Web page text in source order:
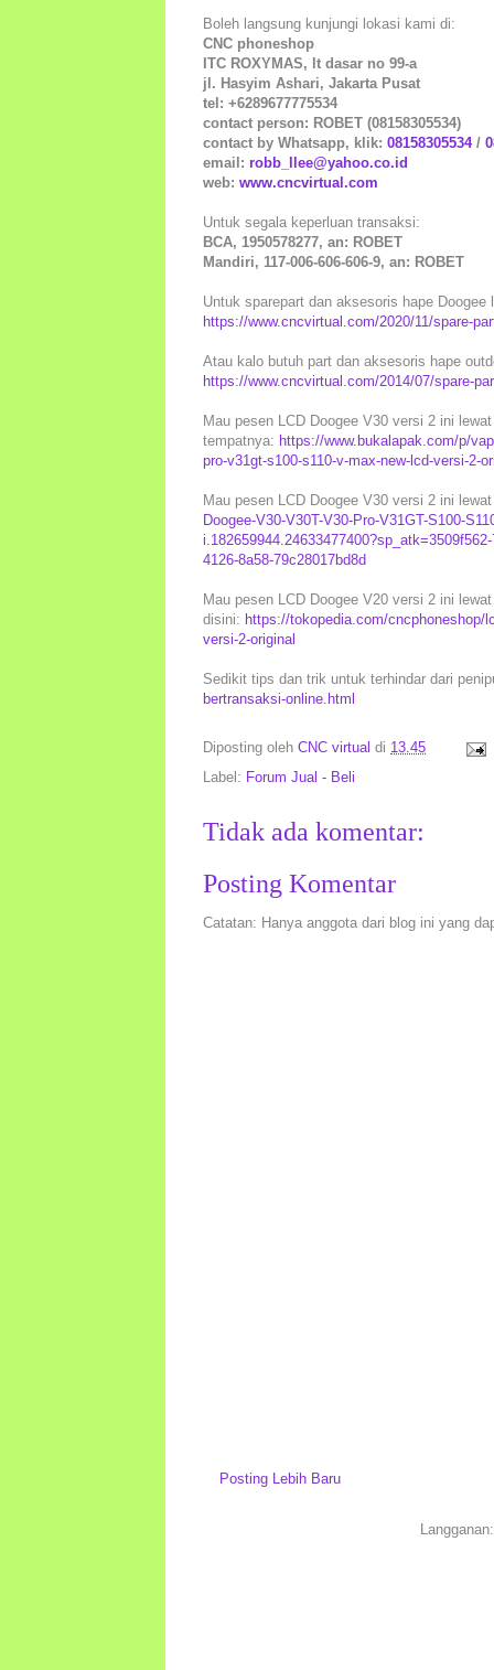
Boleh langsung kunjungi lokasi kami di:
CNC phoneshop
ITC ROXYMAS, lt dasar no 99-a
jl. Hasyim Ashari, Jakarta Pusat
tel: +6289677775534
contact person: ROBET (08158305534)
contact by Whatsapp, klik: 08158305534/
email: robb_llee@yahoo.co.id
web: www.cncvirtual.com
Untuk segala keperluan transaksi:
BCA, 1950578277, an: ROBET
Mandiri, 117-006-606-606-9, an: ROBET
Untuk sparepart dan aksesoris hape
https://www.cncvirtual.com/2020/11/spare-
Atau kalo butuh part dan aksesoris hape
https://www.cncvirtual.com/2014/07/spare-
Mau pesen LCD Doogee V30 versi 2 ini
tempatnya: https://www.bukalapak.com/p/
pro-v31gt-s100-s110-v-max-new-lcd-versi-2-
Mau pesen LCD Doogee V30 versi 2 ini
Doogee-V30-V30T-V30-Pro-V31GT-S100-
4126-8a58-79c28017bd8d
Mau pesen LCD Doogee V20 versi 2 ini
disini: https://tokopedia.com/cncphoneshop/
versi-2-original
Sedikit tips dan trik untuk terhindar dari
bertransaksi-online.html
Diposting oleh CNC virtual di 13.45
Label: Forum Jual - Beli
Tidak ada komentar:
Posting Komentar
Catatan: Hanya anggota dari blog ini yang
Posting Lebih Baru